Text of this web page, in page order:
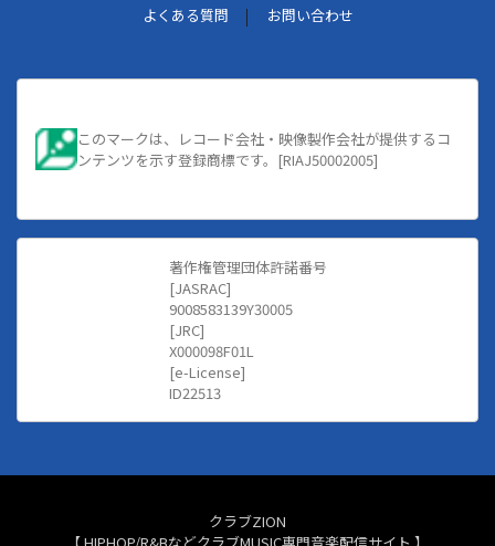
よくある質問
お問い合わせ
このマークは、レコード会社・映像製作会社が提供するコ
ンテンツを示す登録商標です。[RIAJ50002005]
著作権管理団体許諾番号
[JASRAC]
9008583139Y30005
[JRC]
X000098F01L
[e-License]
ID22513
クラブZION